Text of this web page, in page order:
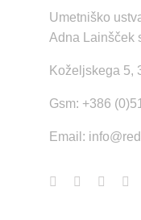
Umetniško
Adna Lainšček
Koželjskega 5,
Gsm: +386
Email: